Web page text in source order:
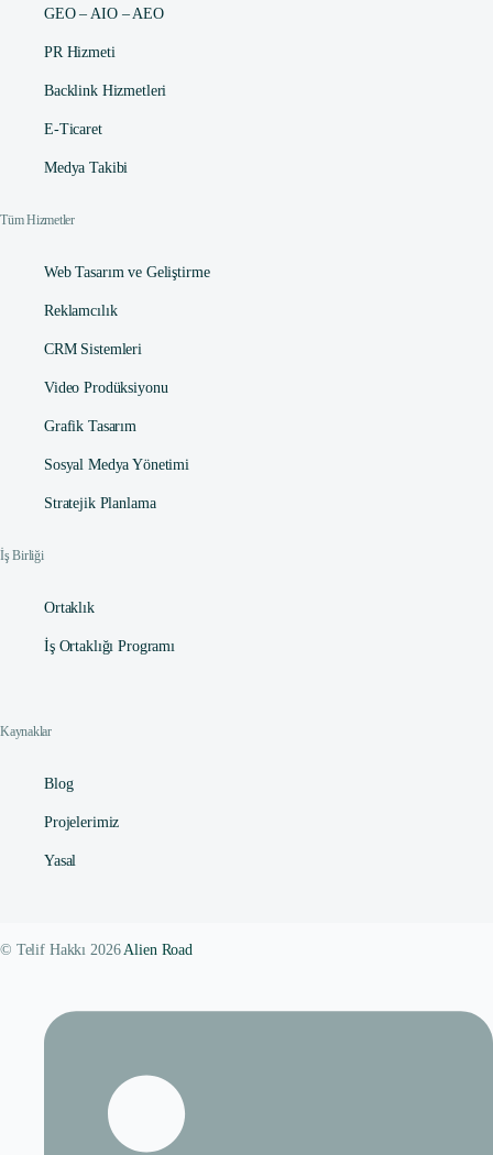
GEO – AIO – AEO
PR Hizmeti
Backlink Hizmetleri
E-Ticaret
Medya Takibi
Tüm Hizmetler
Web Tasarım ve Geliştirme
Reklamcılık
CRM Sistemleri
Video Prodüksiyonu
Grafik Tasarım
Sosyal Medya Yönetimi
Stratejik Planlama
İş Birliği
Ortaklık
İş Ortaklığı Programı
Kaynaklar
Blog
Projelerimiz
Yasal
© Telif Hakkı 2026Alien Road